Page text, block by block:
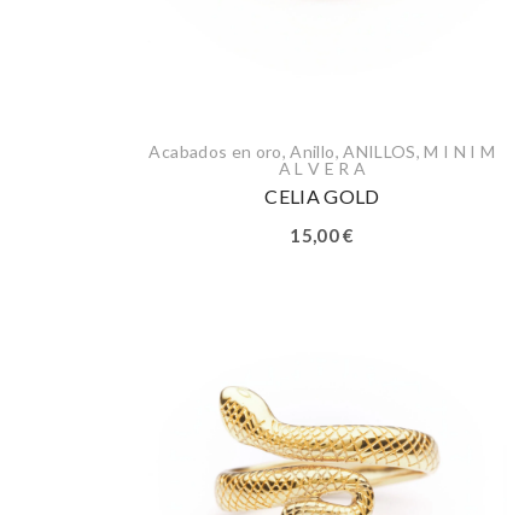
Acabados en oro,Anillo,ANILLOS,M I N I M
A L V E R A
CELIA GOLD
15,00€